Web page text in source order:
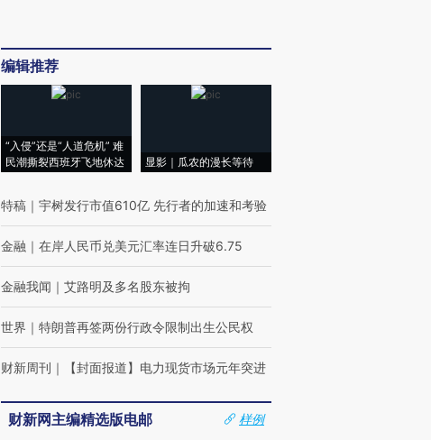
编辑推荐
“入侵”还是“人道危机” 难
民潮撕裂西班牙飞地休达
显影｜瓜农的漫长等待
特稿 ｜ 宇树发行市值610亿 先行者的加速和考验
金融 ｜ 在岸人民币兑美元汇率连日升破6.75
金融我闻 ｜ 艾路明及多名股东被拘
世界 ｜ 特朗普再签两份行政令限制出生公民权
财新周刊 ｜ 【封面报道】电力现货市场元年突进
财新网主编精选版电邮
样例